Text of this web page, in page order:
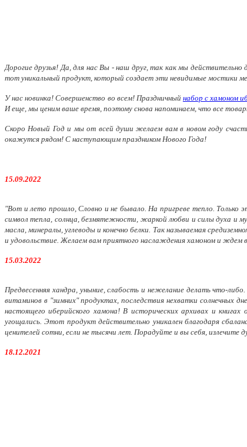
Дорогие друзья! Да, для нас Вы - наш друг, так как мы
тот уникальный продукт, который создает эти невидимые мостики
У нас новинка! Совершенство во всем! Праздничный набор с хамоном
И еще, мы ценим ваше время, поэтому снова напоминаем, что все
Скоро Новый Год и мы от всей души желаем вам в новом году
окажутся рядом! С наступающим праздником Нового Года!
15.09.2022
"Вот и лето прошло, Словно и не бывало. На пригреве тепло. Только
символ тепла, солнца, безмятежности, жаркой любви и силы духа и
масла, минералы, углеводы и конечно белки. Так называемая
и удовольствие. Желаем вам приятного наслаждения хамоном и ждем
15.03.2022
Предвесенняя хандра, уныние, слабость и нежелание делать что-
витаминов в "зимних" продуктах, последствия нехватки солнечных
настоящего иберийского хамона! В исторических архивах и
угощались. Этот продукт действительно уникален благодаря
ценителей сотни, если не тысячи лет. Порадуйте и вы себя,
18.12.2021